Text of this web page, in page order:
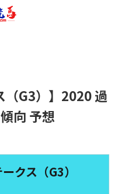
（G3）】2020 過
向 予想
クス（G3）